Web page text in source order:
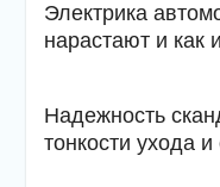
Электрика
нарастают и как
Надежность
тонкости ухода